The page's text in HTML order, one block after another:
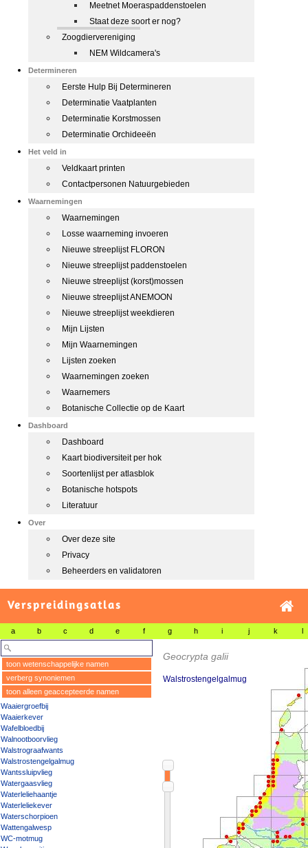
Meetnet Moeraspaddenstoelen
Staat deze soort er nog?
Zoogdiervereniging
NEM Wildcamera's
Determineren
Eerste Hulp Bij Determineren
Determinatie Vaatplanten
Determinatie Korstmossen
Determinatie Orchideeën
Het veld in
Veldkaart printen
Contactpersonen Natuurgebieden
Waarnemingen
Waarnemingen
Losse waarneming invoeren
Nieuwe streeplijst FLORON
Nieuwe streeplijst paddenstoelen
Nieuwe streeplijst (korst)mossen
Nieuwe streeplijst ANEMOON
Nieuwe streeplijst weekdieren
Mijn Lijsten
Mijn Waarnemingen
Lijsten zoeken
Waarnemingen zoeken
Waarnemers
Botanische Collectie op de Kaart
Dashboard
Dashboard
Kaart biodiversiteit per hok
Soortenlijst per atlasblok
Botanische hotspots
Literatuur
Over
Over deze site
Privacy
Beheerders en validatoren
Verspreidingsatlas
a b c d e f g h i j k l
toon wetenschappelijke namen
verberg synoniemen
toon alleen geaccepteerde namen
Waaiergroefbij
Waaierkever
Wafelbloedbij
Walnootboorvlieg
Walstrograafwants
Walstrostengelgalmug
Wantssluipvlieg
Watergaasvlieg
Waterleliehaantje
Waterleliekever
Waterschorpioen
Wattengalwesp
WC-motmug
Geocrypta galii
Walstrostengelgalmug